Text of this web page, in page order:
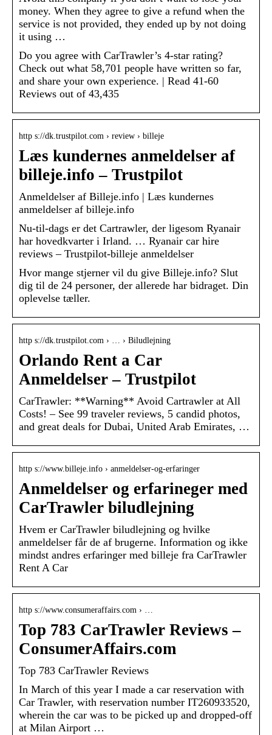
money. When they agree to give a refund when the
service is not provided, they ended up by not doing
it using …
Do you agree with CarTrawler’s 4-star rating?
Check out what 58,701 people have written so far,
and share your own experience. | Read 41-60
Reviews out of 43,435
http s://dk.trustpilot.com › review › billeje
Læs kundernes anmeldelser af
billeje.info – Trustpilot
Anmeldelser af Billeje.info | Læs kundernes
anmeldelser af billeje.info
Nu-til-dags er det Cartrawler, der ligesom Ryanair
har hovedkvarter i Irland. … Ryanair car hire
reviews – Trustpilot-billeje anmeldelser
Hvor mange stjerner vil du give Billeje.info? Slut
dig til de 24 personer, der allerede har bidraget. Din
oplevelse tæller.
http s://dk.trustpilot.com › … › Biludlejning
Orlando Rent a Car
Anmeldelser – Trustpilot
CarTrawler: **Warning** Avoid Cartrawler at All
Costs! – See 99 traveler reviews, 5 candid photos,
and great deals for Dubai, United Arab Emirates, …
http s://www.billeje.info › anmeldelser-og-erfaringer
Anmeldelser og erfarineger med
CarTrawler biludlejning
Hvem er CarTrawler biludlejning og hvilke
anmeldelser får de af brugerne. Information og ikke
mindst andres erfaringer med billeje fra CarTrawler
Rent A Car
http s://www.consumeraffairs.com › …
Top 783 CarTrawler Reviews –
ConsumerAffairs.com
Top 783 CarTrawler Reviews
In March of this year I made a car reservation with
Car Trawler, with reservation number IT260933520,
wherein the car was to be picked up and dropped-off
at Milan Airport …